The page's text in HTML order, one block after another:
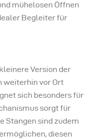
mühelosen Öffnen
Begleiter für
Version der
weiterhin vor Ort
sich besonders für
sorgt für
Stangen sind zudem
diesen